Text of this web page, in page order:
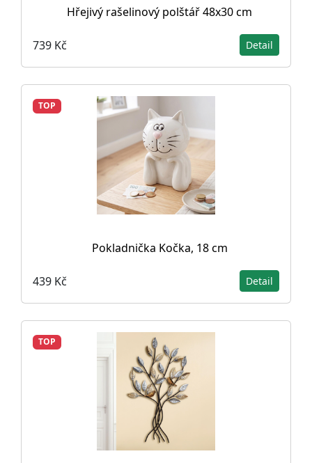
Hřejivý rašelinový polštář 48x30 cm
739 Kč Detail
TOP
Pokladnička Kočka, 18 cm
439 Kč Detail
TOP